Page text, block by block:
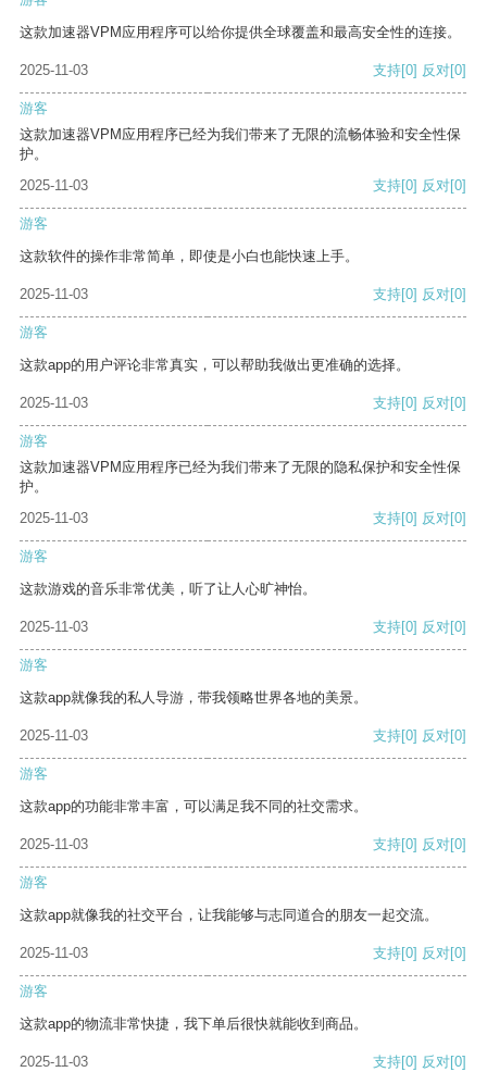
这款加速器VPM应用程序可以给你提供全球覆盖和最高安全性的连接。
2025-11-03 支持[0] 反对[0]
游客
这款加速器VPM应用程序已经为我们带来了无限的流畅体验和安全性保
护。
2025-11-03
支持[0] 反对[0]
游客
这款软件的操作非常简单，即使是小白也能快速上手。
2025-11-03 支持[0] 反对[0]
游客
这款app的用户评论非常真实，可以帮助我做出更准确的选择。
2025-11-03 支持[0] 反对[0]
游客
这款加速器VPM应用程序已经为我们带来了无限的隐私保护和安全性保
护。
2025-11-03
支持[0] 反对[0]
游客
这款游戏的音乐非常优美，听了让人心旷神怡。
2025-11-03 支持[0] 反对[0]
游客
这款app就像我的私人导游，带我领略世界各地的美景。
2025-11-03 支持[0] 反对[0]
游客
这款app的功能非常丰富，可以满足我不同的社交需求。
2025-11-03 支持[0] 反对[0]
游客
这款app就像我的社交平台，让我能够与志同道合的朋友一起交流。
2025-11-03 支持[0] 反对[0]
游客
这款app的物流非常快捷，我下单后很快就能收到商品。
2025-11-03 支持[0] 反对[0]